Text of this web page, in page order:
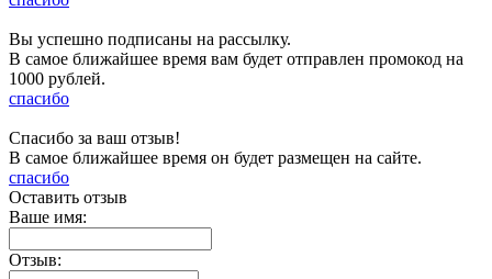
Вы успешно подписаны на рассылку.
В самое ближайшее время вам будет отправлен промокод на
1000 рублей.
спасибо
Спасибо за ваш отзыв!
В самое ближайшее время он будет размещен на сайте.
спасибо
Оставить отзыв
Ваше имя:
Отзыв: